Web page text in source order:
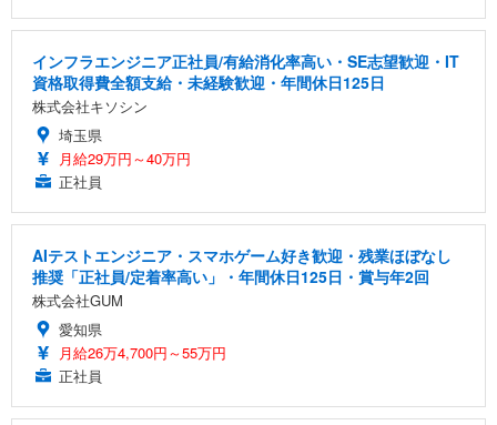
インフラエンジニア正社員/有給消化率高い・SE志望歓迎・IT
資格取得費全額支給・未経験歓迎・年間休日125日
株式会社キソシン
埼玉県
月給29万円～40万円
正社員
AIテストエンジニア・スマホゲーム好き歓迎・残業ほぼなし
推奨「正社員/定着率高い」・年間休日125日・賞与年2回
株式会社GUM
愛知県
月給26万4,700円～55万円
正社員